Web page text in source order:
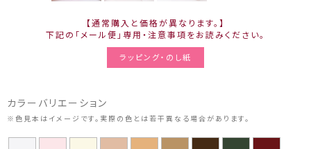
【通常購入と価格が異なります。】
下記の「メール便」専用・注意事項をお読みください。
ラッピング・のし紙
カラーバリエーション
※色見本はイメージです。実際の色とは若干異なる場合があります。